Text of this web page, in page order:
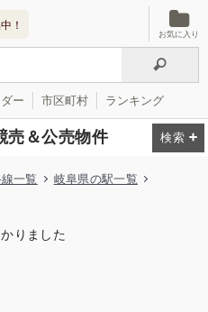
！
お気に入り
ー 市区町村 ランキング
売＆公売物件
一覧
岐阜県の駅一覧
りました